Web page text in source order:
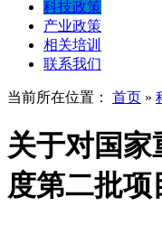
科技政策
产业政策
相关培训
联系我们
当前所在位置： 首页 »
关于对国家
度第二批